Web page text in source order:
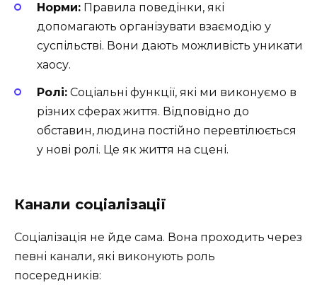
Норми: Правила поведінки, які
допомагають організувати взаємодію у
суспільстві. Вони дають можливість уникати
хаосу.
Ролі: Соціальні функції, які ми виконуємо в
різних сферах життя. Відповідно до
обставин, людина постійно перевтілюється
у нові ролі. Це як життя на сцені.
Канали соціалізації
Соціалізація не йде сама. Вона проходить через
певні канали, які виконують роль
посередників: